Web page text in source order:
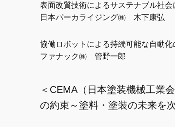
表面改質技術によるサステナブル社会
日本パーカライジング㈱ 木下康弘
協働ロボットによる持続可能な自動化
ファナック㈱ 管野一郎
＜CEMA（日本塗装機械工業
の約束～塗料・塗装の未来を